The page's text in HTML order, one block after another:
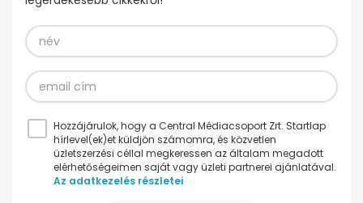
Hozzájárulok, hogy a Central Médiacsoport Zrt. Startlap
hírlevel(ek)et küldjön számomra, és közvetlen
üzletszerzési céllal megkeressen az általam megadott
elérhetőségeimen saját vagy üzleti partnerei ajánlatával.
Az adatkezelés részletei